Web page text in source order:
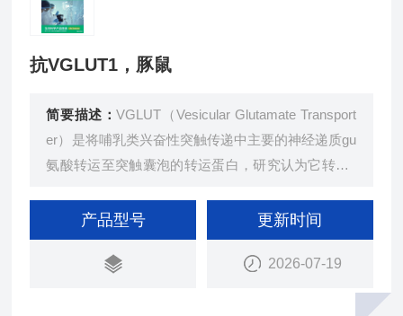
抗VGLUT1，豚鼠
简要描述：VGLUT（Vesicular Glutamate Transport
er）是将哺乳类兴奋性突触传递中主要的神经递质gu
氨酸转运至突触囊泡的转运蛋白，研究认为它转运g
中发现VGLUT1、VGLUT2 和 VGLUT3三种亚型，
它们的表达部位各不相同， VGLUT1主要在大脑皮
层和海马体表达，VGLUT2在丘脑、下丘脑和杏仁核
产品型号 更新时间
2026-07-19